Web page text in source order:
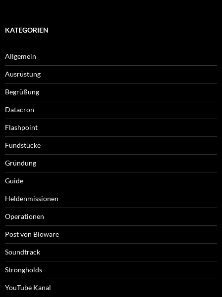
KATEGORIEN
Allgemein
Ausrüstung
Begrüßung
Datacron
Flashpoint
Fundstücke
Gründung
Guide
Heldenmissionen
Operationen
Post von Bioware
Soundtrack
Strongholds
YouTube Kanal